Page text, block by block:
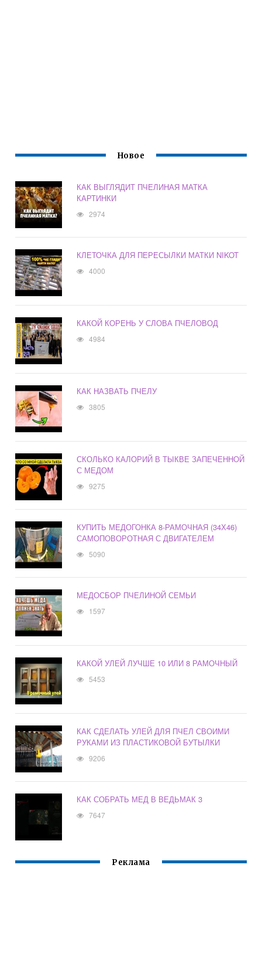
Новое
КАК ВЫГЛЯДИТ ПЧЕЛИНАЯ МАТКА
КАРТИНКИ
2974
КЛЕТОЧКА ДЛЯ ПЕРЕСЫЛКИ МАТКИ NIKOT
4000
КАКОЙ КОРЕНЬ У СЛОВА ПЧЕЛОВОД
4984
КАК НАЗВАТЬ ПЧЕЛУ
3805
СКОЛЬКО КАЛОРИЙ В ТЫКВЕ ЗАПЕЧЕННОЙ
С МЕДОМ
9275
КУПИТЬ МЕДОГОНКА 8-РАМОЧНАЯ (34Х46)
САМОПОВОРОТНАЯ С ДВИГАТЕЛЕМ
5090
МЕДОСБОР ПЧЕЛИНОЙ СЕМЬИ
1597
КАКОЙ УЛЕЙ ЛУЧШЕ 10 ИЛИ 8 РАМОЧНЫЙ
5453
КАК СДЕЛАТЬ УЛЕЙ ДЛЯ ПЧЕЛ СВОИМИ
РУКАМИ ИЗ ПЛАСТИКОВОЙ БУТЫЛКИ
9206
КАК СОБРАТЬ МЕД В ВЕДЬМАК 3
7647
Реклама